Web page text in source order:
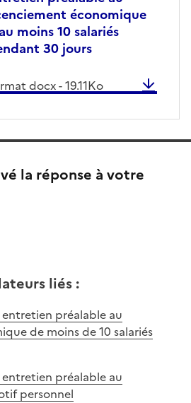
économique
moins 10 salariés
30 jours
docx-19.11Ko
la réponse à votre
liés :
préalable au
de moins de 10 salariés
préalable au
personnel